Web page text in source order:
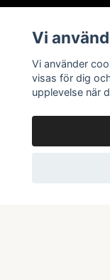
Vi
Vi använder
visas för dig
upplevelse när